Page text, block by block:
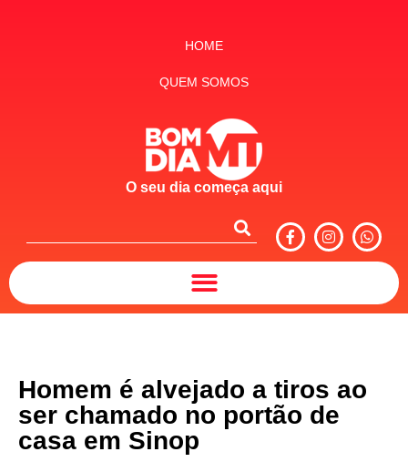
HOME
QUEM SOMOS
O seu dia começa aqui
Homem é alvejado a tiros ao
ser chamado no portão de
casa em Sinop